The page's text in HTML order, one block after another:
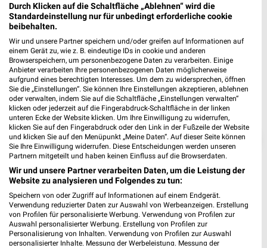
❯
Durch Klicken auf die Schaltfläche „Ablehnen“ wird die
Standardeinstellung nur für unbedingt erforderliche cookie
beibehalten.
Wir und unsere Partner speichern und/oder greifen auf Informationen auf
einem Gerät zu, wie z. B. eindeutige IDs in cookie und anderen
Browserspeichern, um personenbezogene Daten zu verarbeiten. Einige
Anbieter verarbeiten Ihre personenbezogenen Daten möglicherweise
aufgrund eines berechtigten Interesses. Um dem zu widersprechen, öffnen
Sie die „Einstellungen“. Sie können Ihre Einstellungen akzeptieren, ablehnen
oder verwalten, indem Sie auf die Schaltfläche „Einstellungen verwalten“
klicken oder jederzeit auf die Fingerabdruck-Schaltfläche in der linken
unteren Ecke der Website klicken. Um Ihre Einwilligung zu widerrufen,
klicken Sie auf den Fingerabdruck oder den Link in der Fußzeile der Website
und klicken Sie auf den Menüpunkt „Meine Daten“. Auf dieser Seite können
Sie Ihre Einwilligung widerrufen. Diese Entscheidungen werden unseren
Partnern mitgeteilt und haben keinen Einfluss auf die Browserdaten.
Wir und unsere Partner verarbeiten Daten, um die Leistung der
Website zu analysieren und Folgendes zu tun:
Speichern von oder Zugriff auf Informationen auf einem Endgerät.
Verwendung reduzierter Daten zur Auswahl von Werbeanzeigen. Erstellung
von Profilen für personalisierte Werbung. Verwendung von Profilen zur
Auswahl personalisierter Werbung. Erstellung von Profilen zur
Personalisierung von Inhalten. Verwendung von Profilen zur Auswahl
personalisierter Inhalte. Messung der Werbeleistung. Messung der